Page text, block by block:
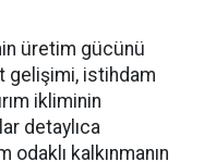
üretim gücünü
gelişimi, istihdam
ikliminin
detaylıca
kalkınmanın